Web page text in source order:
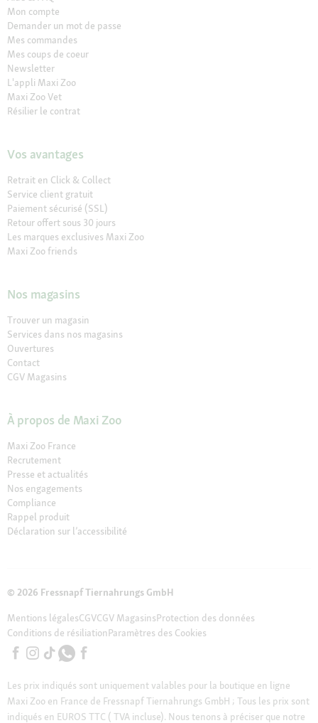
Mon compte
Demander un mot de passe
Mes commandes
Mes coups de coeur
Newsletter
L'appli Maxi Zoo
Maxi Zoo Vet
Résilier le contrat
Vos avantages
Retrait en Click & Collect
Service client gratuit
Paiement sécurisé (SSL)
Retour offert sous 30 jours
Les marques exclusives Maxi Zoo
Maxi Zoo friends
Nos magasins
Trouver un magasin
Services dans nos magasins
Ouvertures
Contact
CGV Magasins
À propos de Maxi Zoo
Maxi Zoo France
Recrutement
Presse et actualités
Nos engagements
Compliance
Rappel produit
Déclaration sur l’accessibilité
© 2026 Fressnapf Tiernahrungs GmbH
Mentions légalesCGVCGV MagasinsProtection des données
Conditions de résiliationParamètres des Cookies
Les prix indiqués sont uniquement valables pour la boutique en ligne
Maxi Zoo en France de Fressnapf Tiernahrungs GmbH ; Tous les prix sont
indiqués en EUROS TTC ( TVA incluse). Nous tenons à préciser que notre